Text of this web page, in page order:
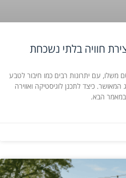
חוויה בלתי נשכחת
עם יתרונות רבים כמו חיבור לטבע
המאושר. כיצד לתכנן לוגיסטיקה ואווירה
במאמר הבא.